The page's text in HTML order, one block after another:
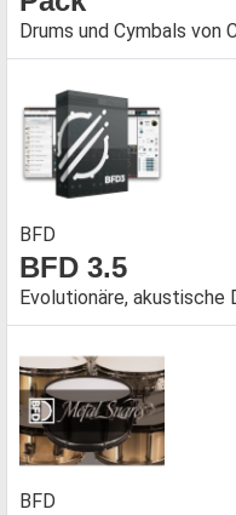
Drums und Cymbals von
BFD
BFD 3.5
Evolutionäre, akustische
BFD